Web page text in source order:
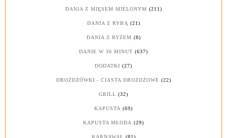
DANIA Z MIĘSEM MIELONYM (211)
DANIA Z RYBĄ (21)
DANIA Z RYŻEM (8)
DANIE W 30 MINUT (637)
DODATKI (27)
DROŻDŻÓWKI - CIASTA DROŻDŻOWE (22)
GRILL (32)
KAPUSTA (69)
KAPUSTA MŁODA (29)
KARNAWAŁ (81)